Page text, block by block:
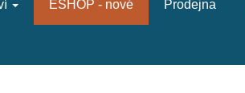
ESHOP - nové Prodejna